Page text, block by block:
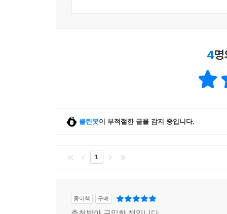
그 꿈은 끝내 이룰 수 없었으며, 1963년에 자살로
격리되어 있었다. 그녀는 1930년대 자유주의가
해방 후인 1945년 말 미군정의 민간통신검열단
진보진영에 깊숙이 관여하며 활발한 활동을
현실사회주의, 해방 후 북한 사회주의 체제에
4
클린봇이 부적절한 글을 감지 중입니다.
1
종이책 구매